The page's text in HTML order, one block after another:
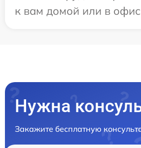
к вам домой или в
Нужна
Закажите бесплатную